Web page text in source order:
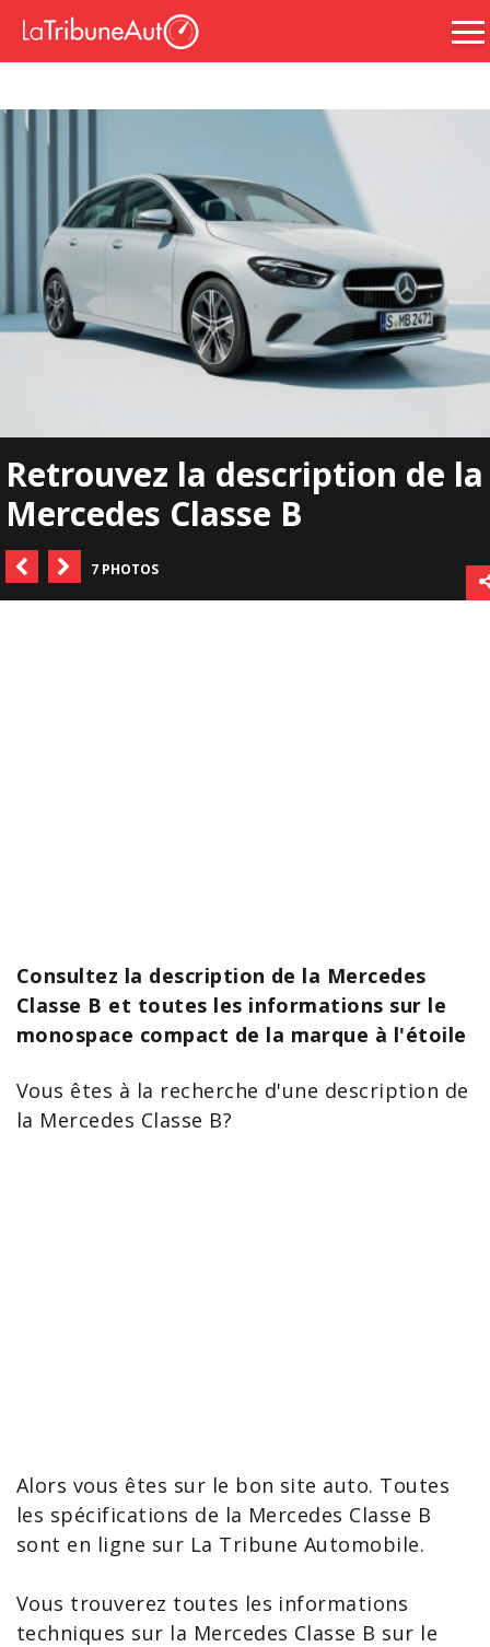
Retrouvez la description de la
Mercedes Classe B
7 PHOTOS
Consultez la description de la Mercedes
Classe B et toutes les informations sur le
monospace compact de la marque à l'étoile
Vous êtes à la recherche d'une description de
la Mercedes Classe B?
Alors vous êtes sur le bon site auto. Toutes
les spécifications de la Mercedes Classe B
sont en ligne sur La Tribune Automobile.
Vous trouverez toutes les informations
techniques sur la Mercedes Classe B sur le